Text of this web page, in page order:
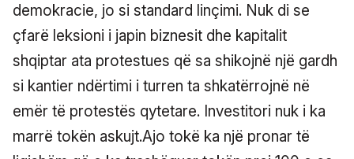
demokracie, jo si standard linçimi. Nuk di se
çfarë leksioni i japin biznesit dhe kapitalit
shqiptar ata protestues që sa shikojnë një gardh
si kantier ndërtimi i turren ta shkatërrojnë në
emër të protestës qytetare. Investitori nuk i ka
marrë tokën askujt.Ajo tokë ka një pronar të